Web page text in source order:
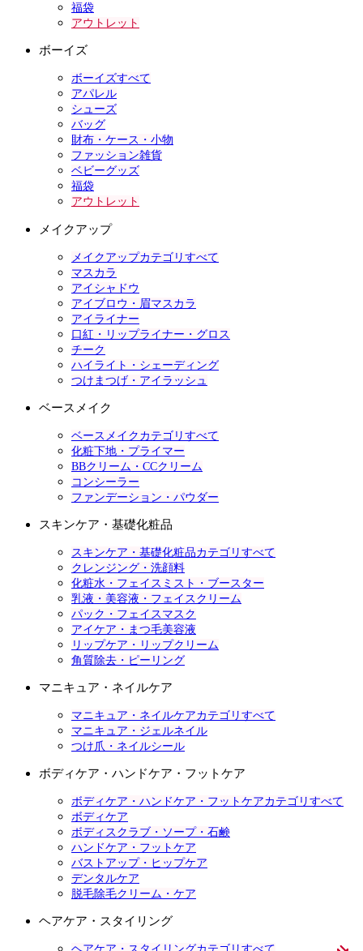
福袋
アウトレット
ボーイズ
ボーイズすべて
アパレル
シューズ
バッグ
財布・ケース・小物
ファッション雑貨
ベビーグッズ
福袋
アウトレット
メイクアップ
メイクアップカテゴリすべて
マスカラ
アイシャドウ
アイブロウ・眉マスカラ
アイライナー
口紅・リップライナー・グロス
チーク
ハイライト・シェーディング
つけまつげ・アイラッシュ
ベースメイク
ベースメイクカテゴリすべて
化粧下地・プライマー
BBクリーム・CCクリーム
コンシーラー
ファンデーション・パウダー
スキンケア・基礎化粧品
スキンケア・基礎化粧品カテゴリすべて
クレンジング・洗顔料
化粧水・フェイスミスト・ブースター
乳液・美容液・フェイスクリーム
パック・フェイスマスク
アイケア・まつ毛美容液
リップケア・リップクリーム
角質除去・ピーリング
マニキュア・ネイルケア
マニキュア・ネイルケアカテゴリすべて
マニキュア・ジェルネイル
つけ爪・ネイルシール
ボディケア・ハンドケア・フットケア
ボディケア・ハンドケア・フットケアカテゴリすべて
ボディケア
ボディスクラブ・ソープ・石鹸
ハンドケア・フットケア
バストアップ・ヒップケア
デンタルケア
脱毛除毛クリーム・ケア
ヘアケア・スタイリング